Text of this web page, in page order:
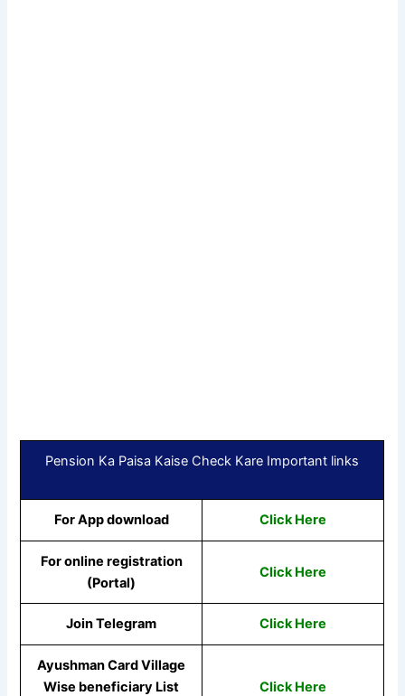
Pension Ka Paisa Kaise Check Kare Important links
For App download Click Here
For online registration
(Portal)
Click Here
Join Telegram Click Here
Ayushman Card Village
Wise beneficiary List
Click Here